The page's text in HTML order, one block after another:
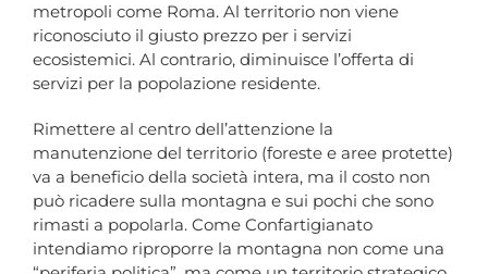
metropoli come Roma. Al territorio non viene
riconosciuto il giusto prezzo per i servizi
ecosistemici. Al contrario, diminuisce l’offerta di
servizi per la popolazione residente.
Rimettere al centro dell’attenzione la
manutenzione del territorio (foreste e aree protette)
va a beneficio della società intera, ma il costo non
può ricadere sulla montagna e sui pochi che sono
rimasti a popolarla. Come Confartigianato
intendiamo riproporre la montagna non come una